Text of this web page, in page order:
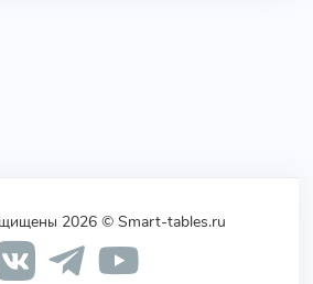
2026 © Smart-tables.ru